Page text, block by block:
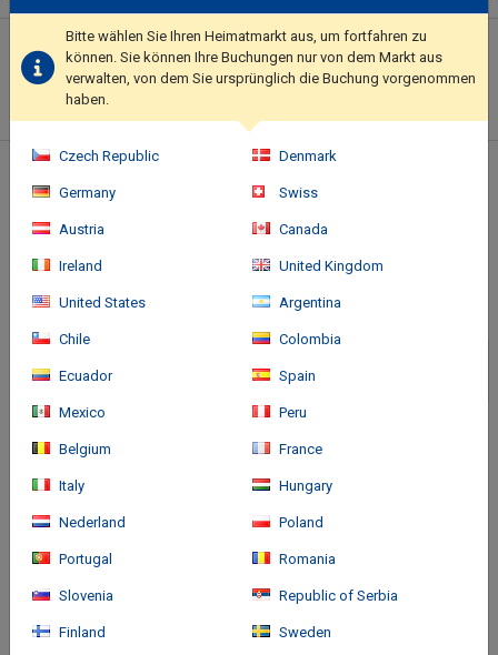
Hotelbeschreibung
This smoke-free hotel was built in 2006.. Featured amenities
include express check-out, a 24-hour front desk, and luggage
storage. Limited parking is available onsite..
Anreise
Hotel Sat Nav: HP2 4FW. Exit M1 (J8) onto A414
Bitte wählen Sie Ihren Heimatmarkt aus, um fortfahren zu
können. Sie können Ihre Buchungen nur von dem Markt aus
verwalten, von dem Sie ursprünglich die Buchung vorgenommen
haben.
Czech Republic Denmark
Germany Swiss
Austria Canada
Ireland United Kingdom
United States Argentina
Chile Colombia
Ecuador Spain
Mexico Peru
Belgium France
Italy Hungary
Nederland Poland
Portugal Romania
Slovenia Republic of Serbia
Finland Sweden